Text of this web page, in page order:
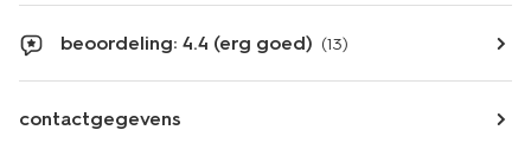
beoordeling: 4.4 (erg goed) (13)
contactgegevens